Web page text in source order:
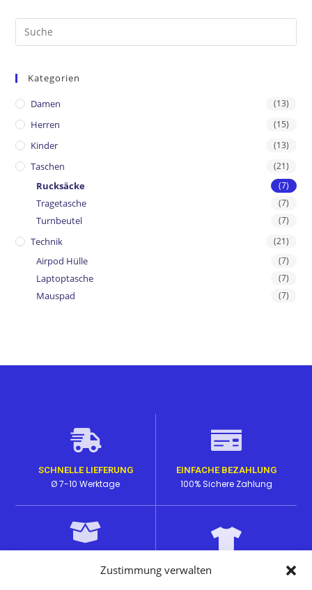
Zustimmung verwalten
Kategorien
Damen (13)
Herren (15)
Kinder (13)
Taschen (21)
Rucksäcke (7)
Tragetasche (7)
Turnbeutel (7)
Technik (21)
Airpod Hülle (7)
Laptoptasche (7)
Mauspad (7)
SCHNELLE LIEFERUNG
Ø 7-10 Werktage
EINFACHE BEZAHLUNG
100% Sichere Zahlung
Lange Haltbarkeit bei den
EINZIGARTIGE DESIGNS